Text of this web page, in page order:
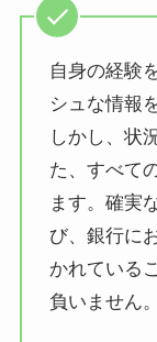
自身の経験
シュな情報
しかし、状
た、すべて
ます。確実
び、銀行に
かれている
負いません。